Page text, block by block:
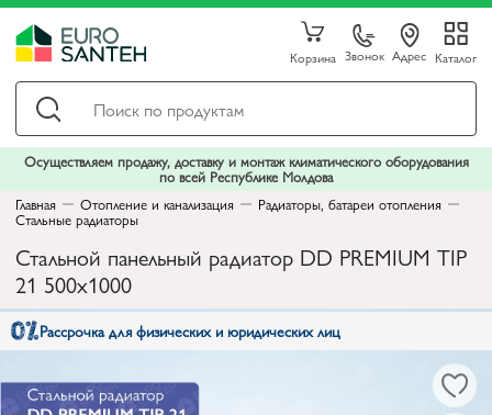
Корзина Звонок Адрес Каталог
Осуществляем продажу, доставку и монтаж климатического оборудования
по всей Республике Молдова
Главная
Отопление и канализация Радиаторы, батареи отопления
Стальные радиаторы
Стальной панельный радиатор DD PREMIUM TIP
21 500x1000
Рассрочка для физических и юридических лиц